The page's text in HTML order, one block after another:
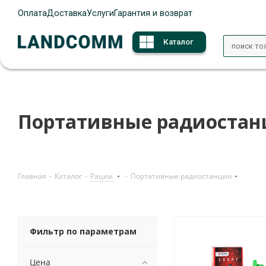
ОплатаДоставкаУслугиГарантия и возврат
Каталог
Портативные
Главная - Каталог - Рации - Портативные радиостанции
Фильтр по параметрам
Цена